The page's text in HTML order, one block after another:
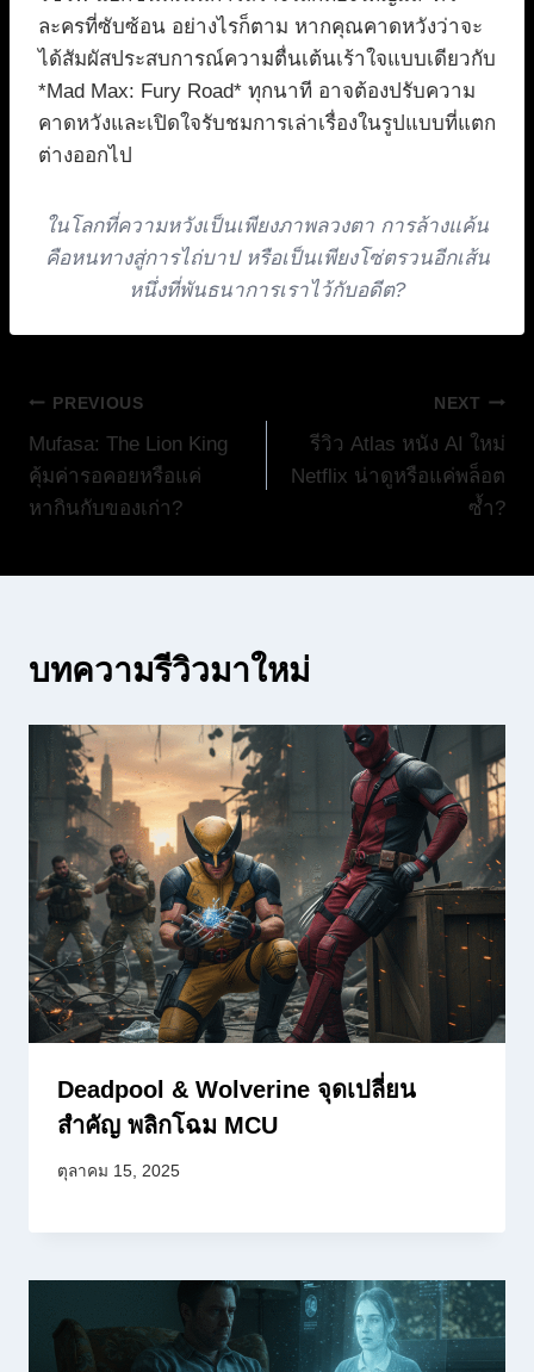
ละครที่ซับซ้อน อย่างไรก็ตาม หากคุณคาดหวังว่าจะ
ได้สัมผัสประสบการณ์ความตื่นเต้นเร้าใจแบบเดียวกับ
*Mad Max: Fury Road* ทุกนาที อาจต้องปรับความ
คาดหวังและเปิดใจรับชมการเล่าเรื่องในรูปแบบที่แตก
ต่างออกไป
ในโลกที่ความหวังเป็นเพียงภาพลวงตา การล้างแค้น
คือหนทางสู่การไถ่บาป หรือเป็นเพียงโซ่ตรวนอีกเส้น
หนึ่งที่พันธนาการเราไว้กับอดีต?
แนะแนว
เรื่อง
PREVIOUS
Mufasa: The Lion King
คุ้มค่ารอคอยหรือแค่
หากินกับของเก่า?
NEXT
รีวิว Atlas หนัง AI ใหม่
Netflix น่าดูหรือแค่พล็อต
ซ้ำ?
บทความรีวิวมาใหม่
Deadpool & Wolverine จุดเปลี่ยน
สำคัญ พลิกโฉม MCU
ตุลาคม 15, 2025